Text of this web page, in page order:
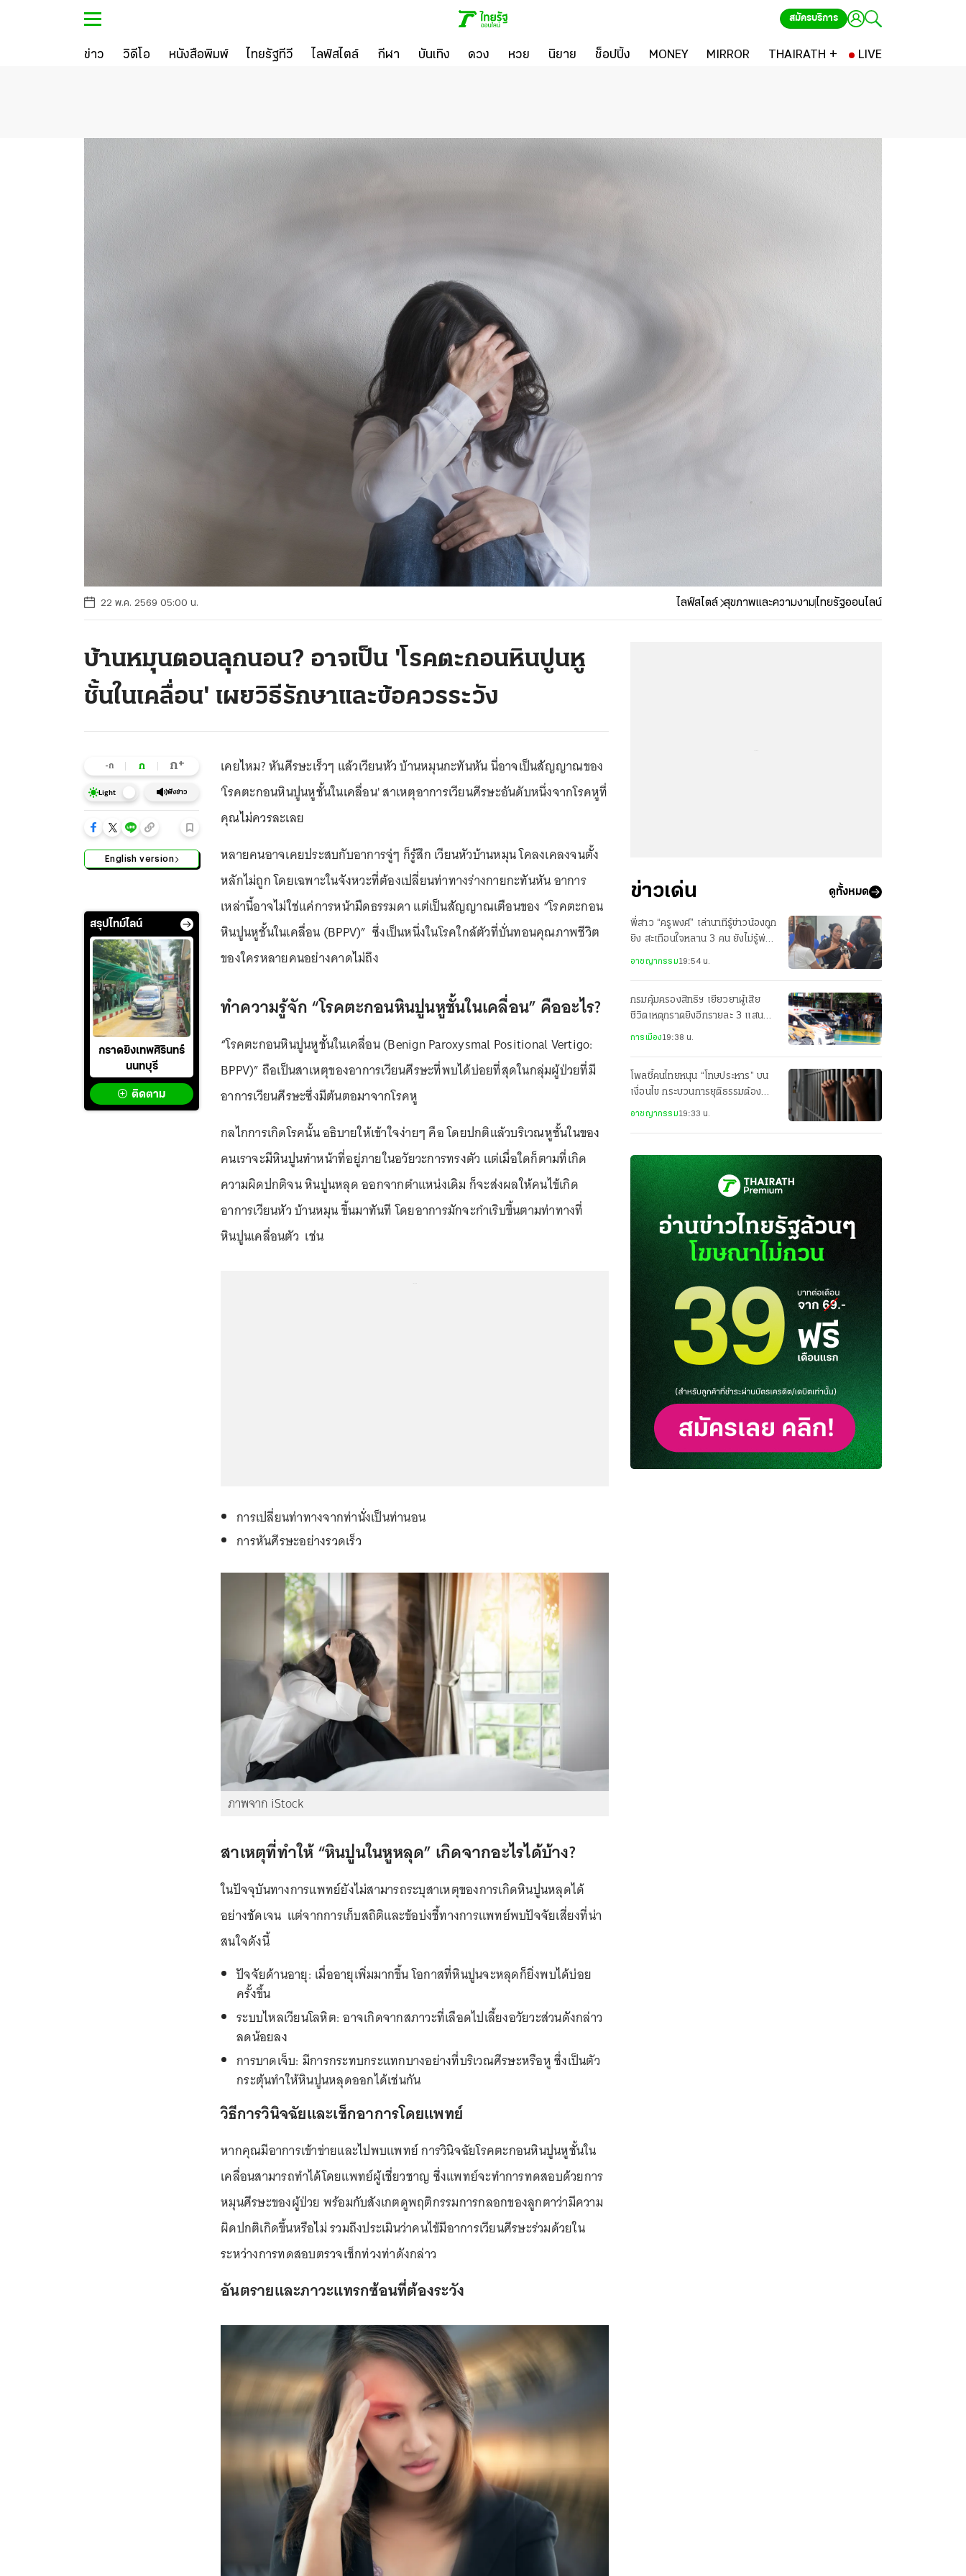
สมัครบริการ
ข่าว วิดีโอ หนังสือพิมพ์ ไทยรัฐทีวี ไลฟ์สไตล์ กีฬา บันเทิง ดวง หวย นิยาย ช็อปปิ้ง MONEY MIRROR THAIRATH + LIVE
22 พ.ค. 2569 05:00 น. ไลฟ์สไตล์ สุขภาพและความงามไทยรัฐออนไลน์
บ้านหมุนตอนลุกนอน? อาจเป็น 'โรคตะกอนหินปูนหู
ชั้นในเคลื่อน' เผยวิธีรักษาและข้อควรระวัง
-ก ก ก+
Light ฟังข่าว
English version
สรุปไทม์ไลน์
กราดยิงเทพศิรินทร์
นนทบุรี
ติดตาม
เคยไหม? หันศีรษะเร็วๆ แล้วเวียนหัว บ้านหมุนกะทันหัน นี่อาจเป็นสัญญาณของ
'โรคตะกอนหินปูนหูชั้นในเคลื่อน' สาเหตุอาการเวียนศีรษะอันดับหนึ่งจากโรคหูที่
คุณไม่ควรละเลย
หลายคนอาจเคยประสบกับอาการจู่ๆ ก็รู้สึก เวียนหัวบ้านหมุน โคลงเคลงจนตั้ง
หลักไม่ถูก โดยเฉพาะในจังหวะที่ต้องเปลี่ยนท่าทางร่างกายกะทันหัน อาการ
เหล่านี้อาจไม่ใช่แค่การหน้ามืดธรรมดา แต่เป็นสัญญาณเตือนของ “โรคตะกอน
หินปูนหูชั้นในเคลื่อน (BPPV)” ซึ่งเป็นหนึ่งในโรคใกล้ตัวที่บั่นทอนคุณภาพชีวิต
ของใครหลายคนอย่างคาดไม่ถึง
ทำความรู้จัก“โรคตะกอนหินปูนหูชั้นในเคลื่อน”คืออะไร?
“โรคตะกอนหินปูนหูชั้นในเคลื่อน (Benign Paroxysmal Positional Vertigo:
BPPV)” ถือเป็นสาเหตุของอาการเวียนศีรษะที่พบได้บ่อยที่สุดในกลุ่มผู้ป่วยที่มี
อาการเวียนศีรษะซึ่งมีต้นตอมาจากโรคหู
กลไกการเกิดโรคนั้น อธิบายให้เข้าใจง่ายๆ คือ โดยปกติแล้วบริเวณหูชั้นในของ
คนเราจะมีหินปูนทำหน้าที่อยู่ภายในอวัยวะการทรงตัว แต่เมื่อใดก็ตามที่เกิด
ความผิดปกติจน หินปูนหลุด ออกจากตำแหน่งเดิม ก็จะส่งผลให้คนไข้เกิด
อาการเวียนหัว บ้านหมุน ขึ้นมาทันที โดยอาการมักจะกำเริบขึ้นตามท่าทางที่
หินปูนเคลื่อนตัว เช่น
การเปลี่ยนท่าทางจากท่านั่งเป็นท่านอน
การหันศีรษะอย่างรวดเร็ว
ภาพจาก iStock
สาเหตุที่ทำให้“หินปูนในหูหลุด”เกิดจากอะไรได้บ้าง?
ในปัจจุบันทางการแพทย์ยังไม่สามารถระบุสาเหตุของการเกิดหินปูนหลุดได้
อย่างชัดเจน แต่จากการเก็บสถิติและข้อบ่งชี้ทางการแพทย์พบปัจจัยเสี่ยงที่น่า
สนใจดังนี้
ปัจจัยด้านอายุ: เมื่ออายุเพิ่มมากขึ้น โอกาสที่หินปูนจะหลุดก็ยิ่งพบได้บ่อย
ครั้งขึ้น
ระบบไหลเวียนโลหิต: อาจเกิดจากสภาวะที่เลือดไปเลี้ยงอวัยวะส่วนดังกล่าว
ลดน้อยลง
การบาดเจ็บ: มีการกระทบกระแทกบางอย่างที่บริเวณศีรษะหรือหู ซึ่งเป็นตัว
กระตุ้นทำให้หินปูนหลุดออกได้เช่นกัน
วิธีการวินิจฉัยและเช็กอาการโดยแพทย์
หากคุณมีอาการเข้าข่ายและไปพบแพทย์ การวินิจฉัยโรคตะกอนหินปูนหูชั้นใน
เคลื่อนสามารถทำได้โดยแพทย์ผู้เชี่ยวชาญ ซึ่งแพทย์จะทำการทดสอบด้วยการ
หมุนศีรษะของผู้ป่วย พร้อมกับสังเกตดูพฤติกรรมการกลอกของลูกตาว่ามีความ
ผิดปกติเกิดขึ้นหรือไม่ รวมถึงประเมินว่าคนไข้มีอาการเวียนศีรษะร่วมด้วยใน
ระหว่างการทดสอบตรวจเช็กท่วงท่าดังกล่าว
อันตรายและภาวะแทรกซ้อนที่ต้องระวัง
ข่าวเด่น ดูทั้งหมด
พี่สาว “ครูพงศ์” เล่านาทีรู้ข่าวน้องถูก
ยิง สะเทือนใจหลาน 3 คน ยังไม่รู้พ่อ
อาชญากรรม19:54 น.
กรมคุ้มครองสิทธิฯ เยียวยาผู้เสีย
ชีวิตเหตุกราดยิงอีกรายละ 3 แสน
เป็นคนละส่วนกับสำนักนายกฯ
การเมือง19:38 น.
โพลชี้คนไทยหนุน “โทษประหาร” บน
เงื่อนไข กระบวนการยุติธรรมต้อง
อาชญากรรม19:33 น.